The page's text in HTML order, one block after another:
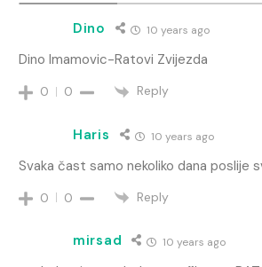
Dino 10 years ago
Dino Imamovic-Ratovi Zvijezda
0 0 Reply
Haris 10 years ago
Svaka čast samo nekoliko dana poslije
0 0 Reply
mirsad 10 years ago